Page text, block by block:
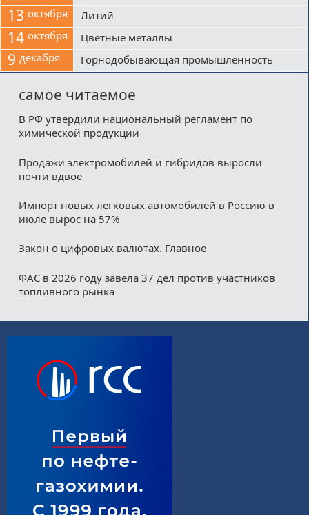
13 октября Литий
14 октября Цветные металлы
9 декабря Горнодобывающая промышленность
самое читаемое
В РФ утвердили национальный регламент по
химической продукции
Продажи электромобилей и гибридов выросли
почти вдвое
Импорт новых легковых автомобилей в Россию в
июле вырос на 57%
Закон о цифровых валютах. Главное
ФАС в 2026 году завела 37 дел против участников
топливного рынка